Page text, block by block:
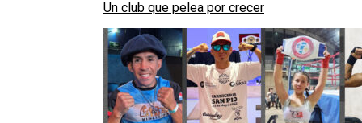
Un club que pelea por crecer